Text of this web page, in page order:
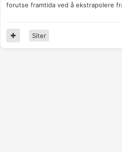
forutse framtida ved å ekstrapolere
Siter